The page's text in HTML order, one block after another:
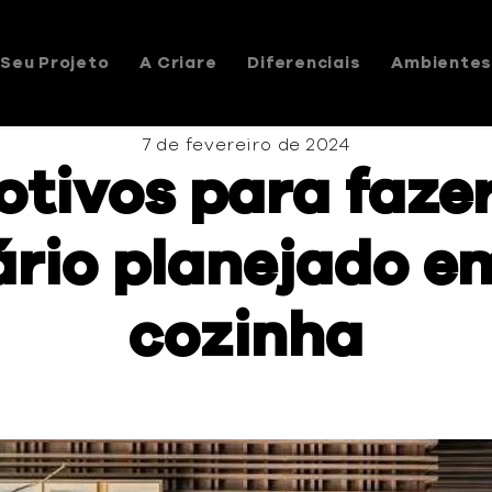
Seu Projeto A Criare Diferenciais Ambientes
7 de fevereiro de 2024
para
planejado
cozinha